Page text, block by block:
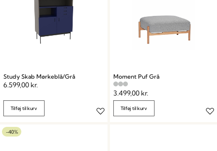
Study Skab Mørkeblå/Grå
6.599,00 kr.
Tilføj til kurv
Moment Puf Grå
3.499,00 kr.
Tilføj til kurv
-40%